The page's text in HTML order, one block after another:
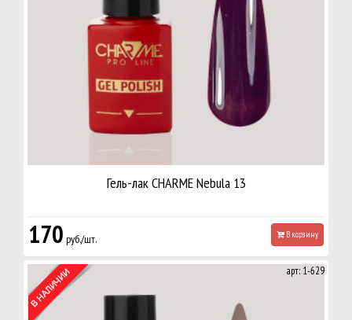
Гель-лак CHARME Nebula 13
170 руб./шт. В корзину
арт: 1-629